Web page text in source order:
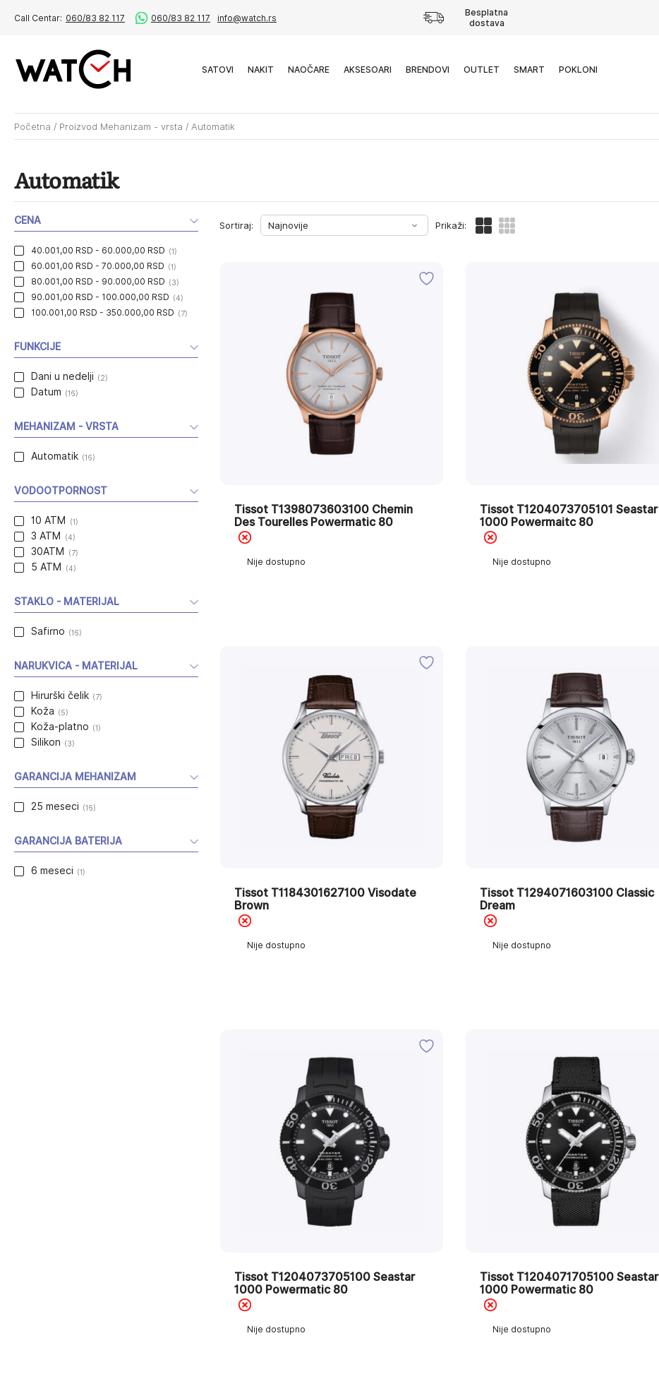
Call Centar: 060/83 82 117 060/83 82 117 info@watch.rs
Besplatna
dostava
SATOVI NAKIT NAOČARE AKSESOARI BRENDOVI OUTLET SMART POKLONI
Početna / Proizvod Mehanizam - vrsta / Automatik
Automatik
Sortiraj: Prikaži:
Nije dostupno
Tissot T1398073603100 Chemin
Des Tourelles Powermatic 80
Nije dostupno
Tissot T1204073705101 Seastar
1000 Powermaitc 80
Nije dostupno
Tissot T1184301627100 Visodate
Brown
Nije dostupno
Tissot T1294071603100 Classic
Dream
Nije dostupno
Tissot T1204073705100 Seastar
1000 Powermatic 80
Nije dostupno
Tissot T1204071705100 Seastar
1000 Powermatic 80
CENA
40.001,00 RSD - 60.000,00 RSD (1)
60.001,00 RSD - 70.000,00 RSD (1)
80.001,00 RSD - 90.000,00 RSD (3)
90.001,00 RSD - 100.000,00 RSD (4)
100.001,00 RSD - 350.000,00 RSD (7)
FUNKCIJE
Dani u nedelji (2)
Datum (16)
MEHANIZAM - VRSTA
Automatik (16)
VODOOTPORNOST
10 ATM (1)
3 ATM (4)
30ATM (7)
5 ATM (4)
STAKLO - MATERIJAL
Safirno (16)
NARUKVICA - MATERIJAL
Hirurški čelik (7)
Koža (5)
Koža-platno (1)
Silikon (3)
GARANCIJA MEHANIZAM
25 meseci (16)
GARANCIJA BATERIJA
6 meseci (1)